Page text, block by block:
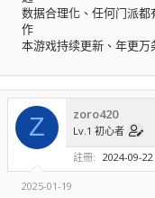
数据合理化、任何门派
作
本游戏持续更新、年更
Z zoro420
Lv.1 初心者
註冊
2024-09-22
2025-01-19